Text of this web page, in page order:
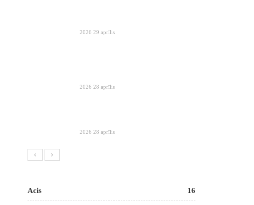
2026 29 aprīlis
2026 28 aprīlis
2026 28 aprīlis
Acis 16